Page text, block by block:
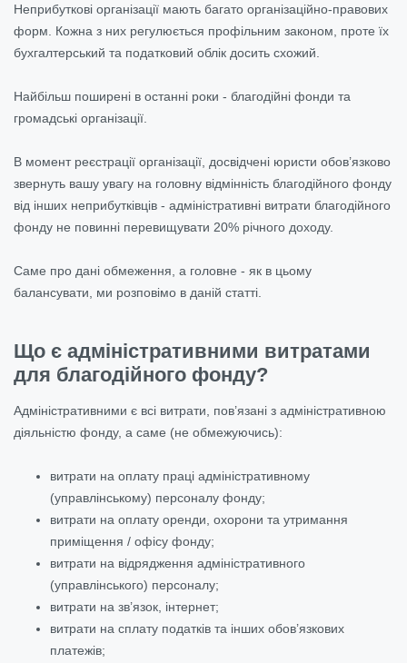
Неприбуткові організації мають багато організаційно-правових
форм. Кожна з них регулюється профільним законом, проте їх
бухгалтерський та податковий облік досить схожий.
Найбільш поширені в останні роки - благодійні фонди та
громадські організації.
В момент реєстрації організації, досвідчені юристи обов’язково
звернуть вашу увагу на головну відмінність благодійного фонду
від інших неприбутківців - адміністративні витрати благодійного
фонду не повинні перевищувати 20% річного доходу.
Саме про дані обмеження, а головне - як в цьому
балансувати, ми розповімо в даній статті.
Що є адміністративними витратами
для благодійного фонду?
Адміністративними є всі витрати, пов’язані з адміністративною
діяльністю фонду, а саме (не обмежуючись):
витрати на оплату праці адміністративному
(управлінському) персоналу фонду;
витрати на оплату оренди, охорони та утримання
приміщення / офісу фонду;
витрати на відрядження адміністративного
(управлінського) персоналу;
витрати на зв’язок, інтернет;
витрати на сплату податків та інших обов’язкових
платежів;